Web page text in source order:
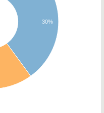
30%